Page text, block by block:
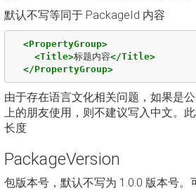
默认不写等同于 PackageId 内容
<PropertyGroup>
<Title>标题内容</Title>
</PropertyGroup>
由于存在语言文化相关问题，如果是
上的朋友使用，则不建议写入中文。
长度
PackageVersion
包版本号，默认不写为 1.0.0 版本号